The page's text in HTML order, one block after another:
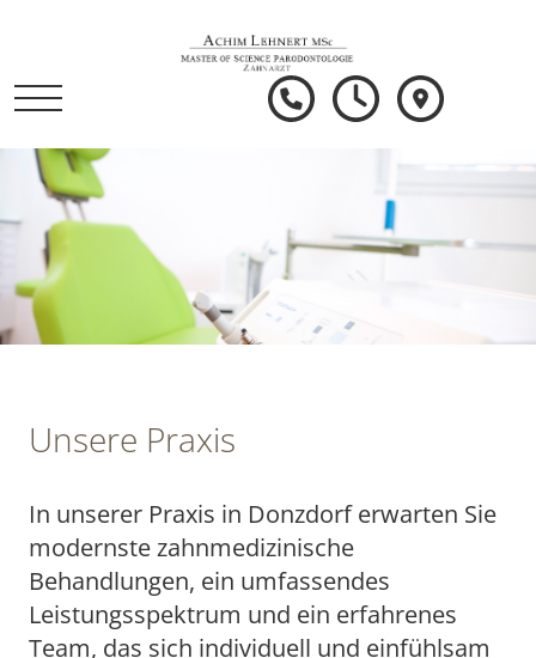
Unsere Praxis
In unserer Praxis in Donzdorf erwarten Sie
modernste zahnmedizinische
Behandlungen, ein umfassendes
Leistungsspektrum und ein erfahrenes
Team, das sich individuell und einfühlsam